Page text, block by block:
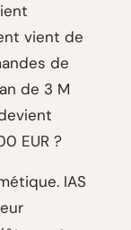
vient de
de
de 3 M
EUR ?
IAS